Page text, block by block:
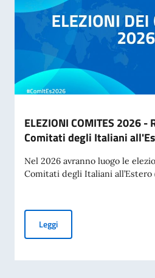
ELEZIONI COMITES 2026 -
Comitati degli Italiani
Nel 2026 avranno luogo le
Comitati degli Italiani all’Estero
LeggiELEZIONI COMITES